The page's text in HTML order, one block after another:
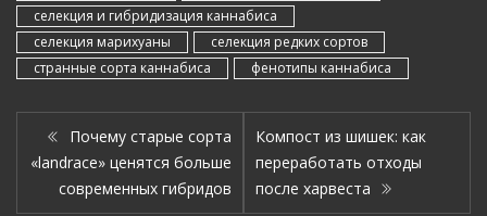
селекция и гибридизация каннабиса
селекция марихуаны
селекция редких сортов
странные сорта каннабиса
фенотипы каннабиса
Почему старые сорта
«landrace» ценятся больше
современных гибридов
Компост из шишек: как
переработать отходы
после харвеста